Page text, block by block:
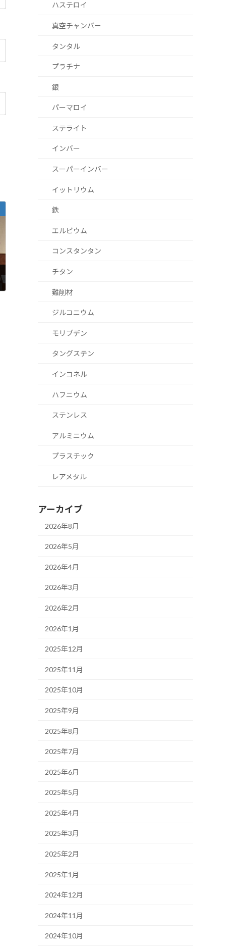
ハステロイ
真空チャンバー
タンタル
プラチナ
銀
パーマロイ
ステライト
インバー
スーパーインバー
イットリウム
鉄
エルビウム
コンスタンタン
チタン
難削材
ジルコニウム
モリブデン
タングステン
インコネル
ハフニウム
ステンレス
アルミニウム
プラスチック
レアメタル
アーカイブ
2026年8月
2026年5月
2026年4月
2026年3月
2026年2月
2026年1月
2025年12月
2025年11月
2025年10月
2025年9月
2025年8月
2025年7月
2025年6月
2025年5月
2025年4月
2025年3月
2025年2月
2025年1月
2024年12月
2024年11月
2024年10月